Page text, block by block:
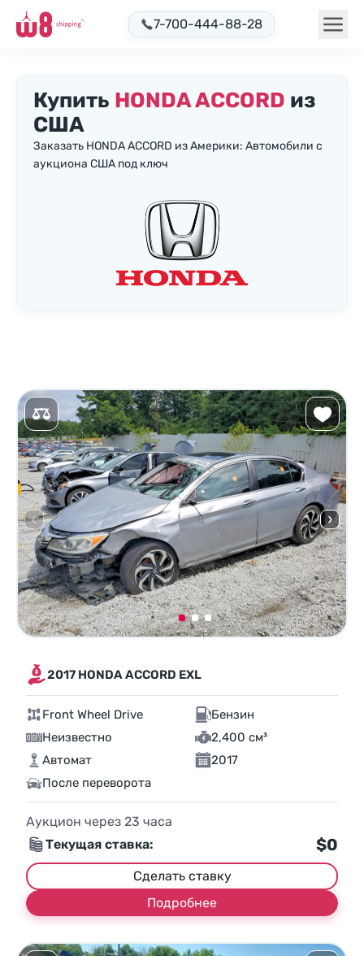
7-700-444-88-28
Купить HONDA ACCORD из
США
Заказать HONDA ACCORD из Америки: Автомобили с
аукциона США под ключ
2017 HONDA ACCORD EXL
Front Wheel Drive
Бензин
Неизвестно
2,400 см³
Автомат
2017
После переворота
Аукцион через 23 часа
Текущая ставка:
$0
Сделать ставку
Подробнее